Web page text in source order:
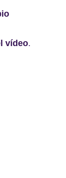
vídeo.